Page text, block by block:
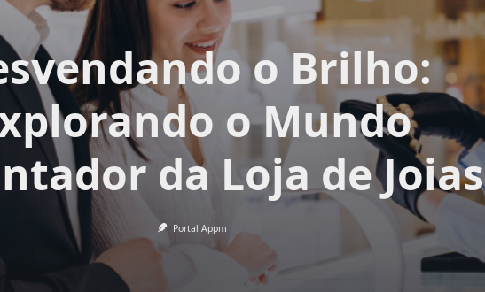
o Brilho:
o Mundo
da Loja de Joias
Portal Appm